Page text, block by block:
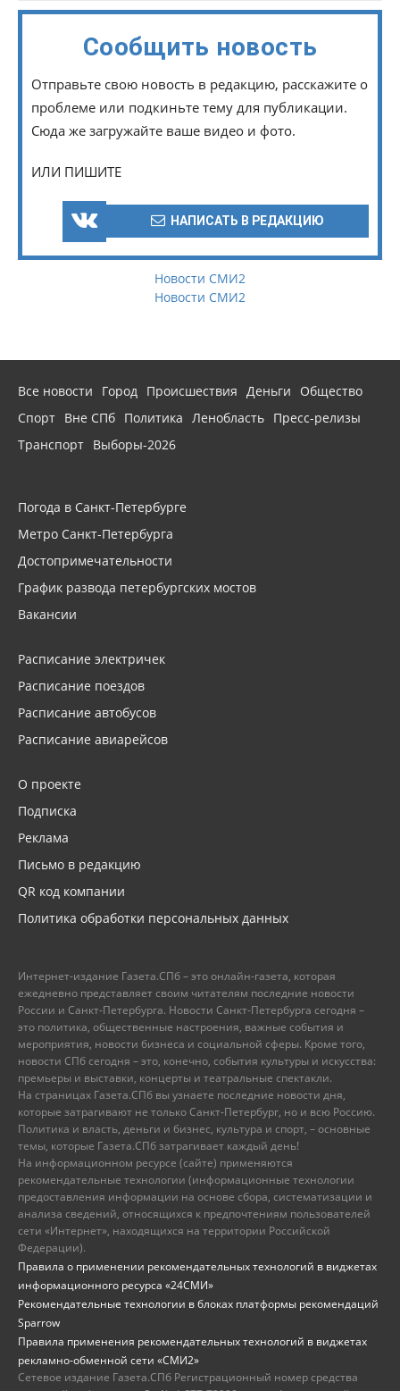
Сообщить новость
Отправьте свою новость в редакцию, расскажите о
проблеме или подкиньте тему для публикации.
Сюда же загружайте ваше видео и фото.
ИЛИ ПИШИТЕ
НАПИСАТЬ В РЕДАКЦИЮ
Новости СМИ2
Новости СМИ2
Все новости Город Происшествия Деньги
Общество
Спорт Вне СПб Политика Ленобласть Пресс-релизы
Транспорт Выборы-2026
Погода в Санкт-Петербурге
Метро Санкт-Петербурга
Достопримечательности
График развода петербургских мостов
Вакансии
Расписание электричек
Расписание поездов
Расписание автобусов
Расписание авиарейсов
О проекте
Подписка
Реклама
Письмо в редакцию
QR код компании
Политика обработки персональных данных
Интернет-издание Газета.СПб – это онлайн-газета, которая
ежедневно представляет своим читателям последние новости
России и Санкт-Петербурга. Новости Санкт-Петербурга сегодня –
это политика, общественные настроения, важные события и
мероприятия, новости бизнеса и социальной сферы. Кроме того,
новости СПб сегодня – это, конечно, события культуры и искусства:
премьеры и выставки, концерты и театральные спектакли.
На страницах Газета.СПб вы узнаете последние новости дня,
которые затрагивают не только Санкт-Петербург, но и всю Россию.
Политика и власть, деньги и бизнес, культура и спорт, – основные
темы, которые Газета.СПб затрагивает каждый день!
На информационном ресурсе (сайте) применяются
рекомендательные технологии (информационные технологии
предоставления информации на основе сбора, систематизации и
анализа сведений, относящихся к предпочтениям пользователей
сети «Интернет», находящихся на территории Российской
Федерации).
Правила о применении рекомендательных технологий в виджетах
информационного ресурса «24СМИ»
Рекомендательные технологии в блоках платформы рекомендаций
Sparrow
Правила применения рекомендательных технологий в виджетах
рекламно-обменной сети «СМИ2»
Сетевое издание Газета.СПб Регистрационный номер средства